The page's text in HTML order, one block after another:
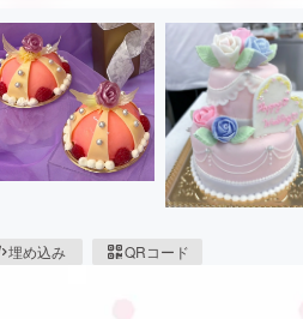
埋め込み QRコード